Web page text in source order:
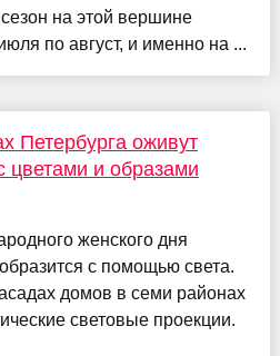
на этой вершине
по август, и именно на ...
Петербурга оживут
цветами и образами
женского дня
с помощью света.
домов в семи районах
световые проекции.